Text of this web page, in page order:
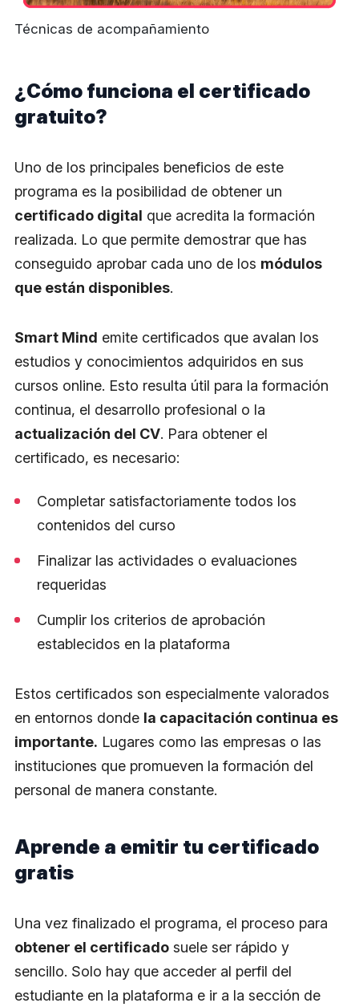
Técnicas de acompañamiento
¿Cómo funciona el certificado
gratuito?
Uno de los principales beneficios de este
programa es la posibilidad de obtener un
certificado digital que acredita la formación
realizada. Lo que permite demostrar que has
conseguido aprobar cada uno de los módulos
que están disponibles.
Smart Mind emite certificados que avalan los
estudios y conocimientos adquiridos en sus
cursos online. Esto resulta útil para la formación
continua, el desarrollo profesional o la
actualización del CV. Para obtener el
certificado, es necesario:
Completar satisfactoriamente todos los
contenidos del curso
Finalizar las actividades o evaluaciones
requeridas
Cumplir los criterios de aprobación
establecidos en la plataforma
Estos certificados son especialmente valorados
en entornos donde la capacitación continua es
importante. Lugares como las empresas o las
instituciones que promueven la formación del
personal de manera constante.
Aprende a emitir tu certificado
gratis
Una vez finalizado el programa, el proceso para
obtener el certificado suele ser rápido y
sencillo. Solo hay que acceder al perfil del
estudiante en la plataforma e ir a la sección de